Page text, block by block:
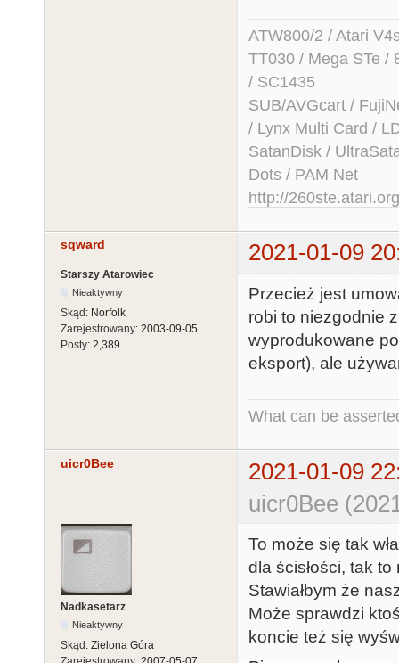
ATW800/2 / Atari
TT030 / Mega STe /
/ SC1435
SUB/AVGcart /
/ Lynx Multi Card /
SatanDisk /
Dots / PAM Net
http://260ste.atari.org
sqward 2021-01-09
Starszy Atarowiec
Nieaktywny
Skąd: Norfolk
Zarejestrowany: 2003-09-05
Posty: 2,389
Przecież jest
robi to niezgodnie
wyprodukowane
eksport), ale
What can be
uicr0Bee
2021-01-09
uicr0Bee
Nadkasetarz
Nieaktywny
Skąd: Zielona Góra
To może się tak
dla ścisłości, tak
Stawiałbym że
Może sprawdzi
koncie też się